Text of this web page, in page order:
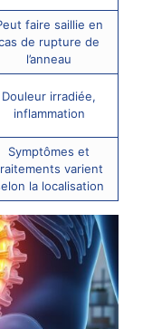
faire saillie en
de rupture de
l’anneau
Douleur irradiée,
inflammation
Symptômes et
varient
la localisation